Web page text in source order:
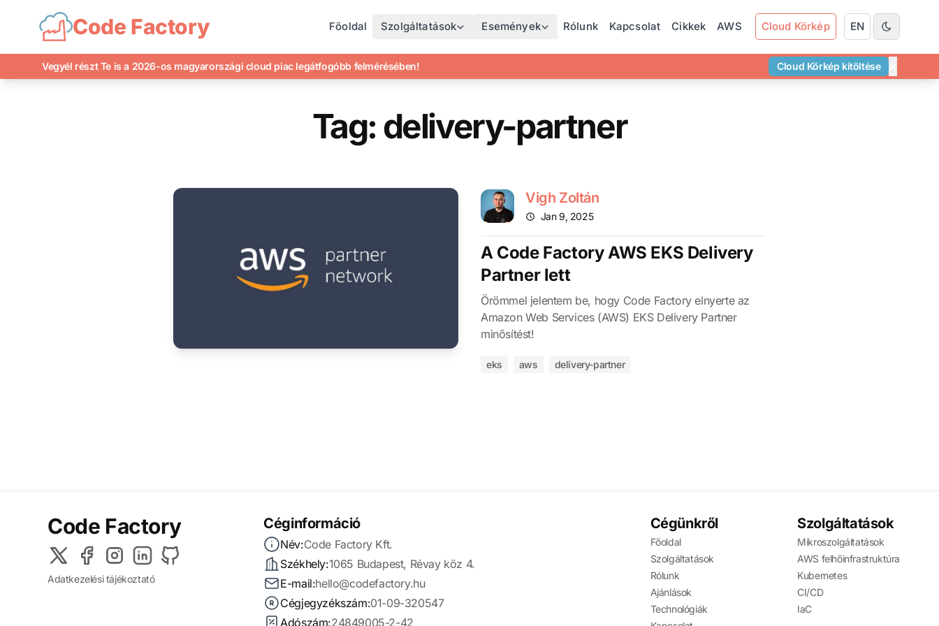
Code Factory Főoldal Szolgáltatások Események Rólunk Kapcsolat Cikkek AWS Cloud Körkép EN
Vegyél részt Te is a 2026-os magyarországi cloud piac legátfogóbb felmérésében! Cloud Körkép kitöltése
Tag: delivery-partner
Vigh Zoltán
Jan 9, 2025
A Code Factory AWS EKS Delivery
Partner lett
Örömmel jelentem be, hogy Code Factory elnyerte az
Amazon Web Services (AWS) EKS Delivery Partner
minősítést!
eks aws delivery-partner
Code Factory
Adatkezelési tájékoztató
Céginformáció
Név:Code Factory Kft.
Székhely:1065 Budapest, Révay köz 4.
E-mail:hello@codefactory.hu
Cégjegyzékszám:01-09-320547
Adószám:24849005-2-42
Cégünkről
Főoldal
Szolgáltatások
Rólunk
Ajánlások
Technológiák
Szolgáltatások
Mikroszolgáltatások
AWS felhőinfrastruktúra
Kubernetes
CI/CD
IaC